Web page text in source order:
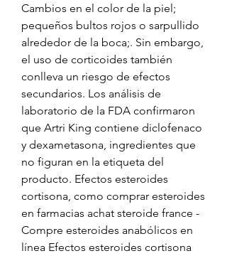
Cambios en el color de la piel;
pequeños bultos rojos o sarpullido
alrededor de la boca;. Sin embargo,
el uso de corticoides también
conlleva un riesgo de efectos
secundarios. Los análisis de
laboratorio de la FDA confirmaron
que Artri King contiene diclofenaco
y dexametasona, ingredientes que
no figuran en la etiqueta del
producto. Efectos esteroides
cortisona, como comprar esteroides
en farmacias achat steroide france -
Compre esteroides anabólicos en
línea Efectos esteroides cortisona